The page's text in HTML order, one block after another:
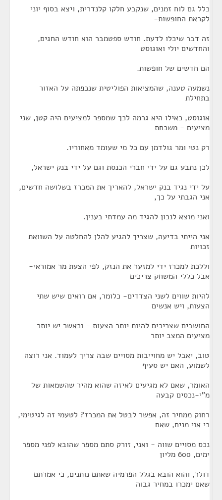
כלל גם לוח זמנים, שנקבע חלקו קלנדרית, ויצא בסוף יוני
לקראת החופשות-
זה דבר שיכלו לדעת. חודש ספטמבר הוא חודש החגים,
והחדשים יולי ואוגוסט
הם חדשים של חופשות.
נשמעה טענה, שהמציאות הפוליטית שנכפתה על האזור
בתחילת
אוגוסט, כאילו היא גרמה לכך שמספר למציעים היה קטן, שני
מציעים - משכחת
רק נטי ומר גולדמן עם כל מי שעומד מאחוריו.
לכן נתבע גם על ידי חברי הכנסת וגם על ידי בנק ישראל,
על ידי נגיד בנק ישראל, להאריך את המכרז בשלושה חדשים,
אני הגבתי על כך,
ואני מוצא לנכון להגיד מה עמדתי בענין.
אני הייתי בדיעה, שצריך להגיע להלן להחלטה על השוואת
זכויות
וללכת למכרז ידי למזער את הנזק, לפי הצעת מר אמוראי-
אבל כללי המשחק צריכים
להיות שווים לשני הצדדים- כלומר, אם רואים שיש שתי
הצעות, ויש אנשים
החושבים שצריכים להיות יותר הצעות - וכאשר יש יותר
מציעים המצב יותר
טוב, יאבל יש מחוייבות מסויים שבה צריך לעמוד. אני רוצה
לשמוע, האם יש סעיף
האומר, שאם לא מגיעים לאיזה שהוא מהיר שהשמאות של
מ"י-נכסים קבעה
רחוק ממחיר זה, אפשר לבטל את המכרז? לטעמי זה לגיטימי,
כי אוי מניח, שאם
נכס מסויים שווה - ואני, זורק סתם מספר שהובא לפני מספר
ימים, 600 מליון
דולר, והוא הובא בגלל הפרמיה שאתם נותנים, כי אמרתם
שאם ימכרו במחיר גבוה